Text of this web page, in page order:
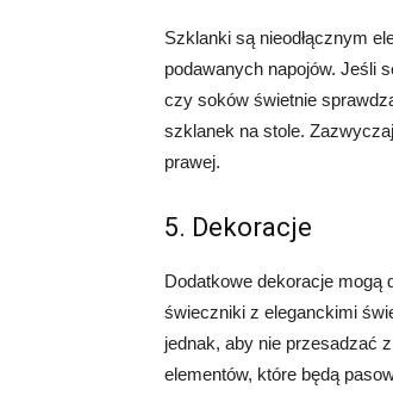
Szklanki są nieodłącznym
podawanych napojów. Jeśli
czy soków świetnie
szklanek na stole.
prawej.
5. Dekoracje
Dodatkowe dekoracje mogą
świeczniki z eleganckimi
jednak, aby nie przesadzać
elementów, które będą